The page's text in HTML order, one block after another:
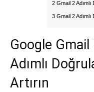
2 Gmail 2 Adımlı
3 Gmail 2 Adımlı
Google Gmail
Adımlı
Artırın